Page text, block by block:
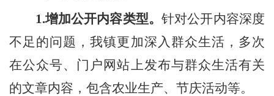
1.增加公开内容类型。针对公开内容深度
不足的问题，我镇更加深入群众生活，多次
在公众号、门户网站上发布与群众生活有关
的文章内容，包含农业生产、节庆活动等。